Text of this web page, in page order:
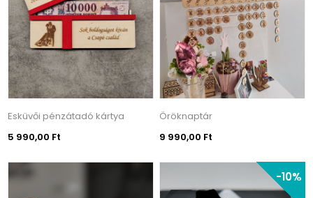
Esküvői pénzátadó kártya
5 990,00 Ft
Öröknaptár
9 990,00 Ft
-10%